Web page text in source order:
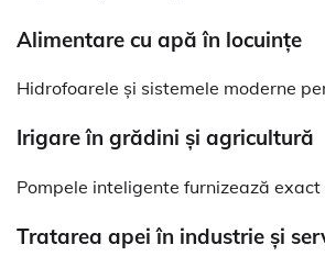
Alimentare cu apă în locuințe
Hidrofoarele și sistemele moderne
Irigare în grădini și agricultură
Pompele inteligente furnizează
Tratarea apei în industrie și